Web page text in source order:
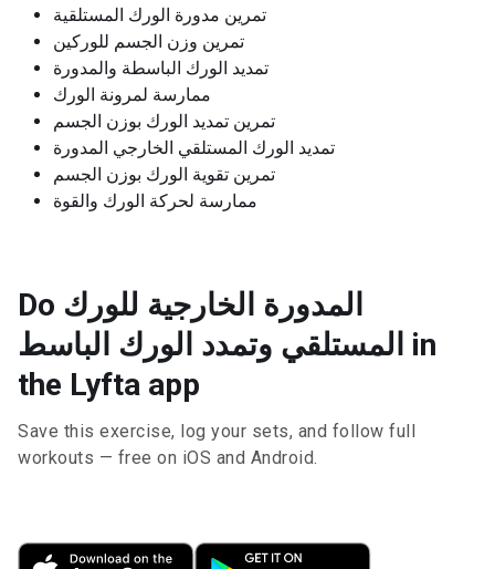
تمرين مدورة الورك المستلقية
تمرين وزن الجسم للوركين
تمديد الورك الباسطة والمدورة
ممارسة لمرونة الورك
تمرين تمديد الورك بوزن الجسم
تمديد الورك المستلقي الخارجي المدورة
تمرين تقوية الورك بوزن الجسم
ممارسة لحركة الورك والقوة
Do المدورة الخارجية للورك
المستلقي وتمدد الورك الباسط in
the Lyfta app
Save this exercise, log your sets, and follow full
workouts — free on iOS and Android.